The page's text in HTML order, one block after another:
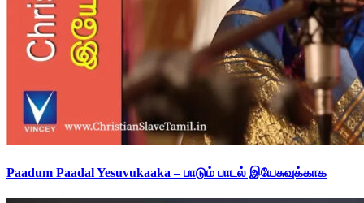
Paadum Paadal Yesuvukaaka – பாடும் பாடல் இயேசுவுக்காக